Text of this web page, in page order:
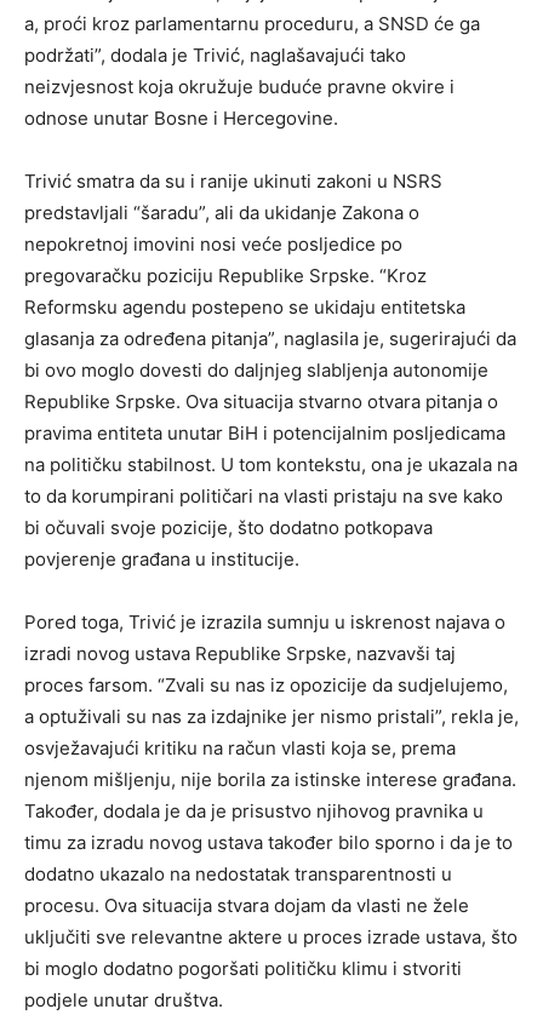
a, proći kroz parlamentarnu proceduru, a SNSD će ga
podržati”, dodala je Trivić, naglašavajući tako
neizvjesnost koja okružuje buduće pravne okvire i
odnose unutar Bosne i Hercegovine.
Trivić smatra da su i ranije ukinuti zakoni u NSRS
predstavljali “šaradu”, ali da ukidanje Zakona o
nepokretnoj imovini nosi veće posljedice po
pregovaračku poziciju Republike Srpske. “Kroz
Reformsku agendu postepeno se ukidaju entitetska
glasanja za određena pitanja”, naglasila je, sugerirajući da
bi ovo moglo dovesti do daljnjeg slabljenja autonomije
Republike Srpske. Ova situacija stvarno otvara pitanja o
pravima entiteta unutar BiH i potencijalnim posljedicama
na političku stabilnost. U tom kontekstu, ona je ukazala na
to da korumpirani političari na vlasti pristaju na sve kako
bi očuvali svoje pozicije, što dodatno potkopava
povjerenje građana u institucije.
Pored toga, Trivić je izrazila sumnju u iskrenost najava o
izradi novog ustava Republike Srpske, nazvavši taj
proces farsom. “Zvali su nas iz opozicije da sudjelujemo,
a optuživali su nas za izdajnike jer nismo pristali”, rekla je,
osvježavajući kritiku na račun vlasti koja se, prema
njenom mišljenju, nije borila za istinske interese građana.
Također, dodala je da je prisustvo njihovog pravnika u
timu za izradu novog ustava također bilo sporno i da je to
dodatno ukazalo na nedostatak transparentnosti u
procesu. Ova situacija stvara dojam da vlasti ne žele
uključiti sve relevantne aktere u proces izrade ustava, što
bi moglo dodatno pogoršati političku klimu i stvoriti
podjele unutar društva.